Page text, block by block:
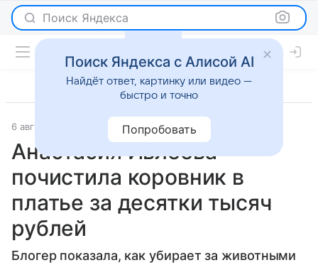
Поиск Яндекса
6 августа 2025 Lenta.Ru Светская жизнь
Анастасия Ивлеева
почистила коровник в
платье за десятки тысяч
рублей
Блогер показала, как убирает за животными
Поиск Яндекса с Алисой AI
Найдёт ответ, картинку или видео —
быстро и точно
Попробовать